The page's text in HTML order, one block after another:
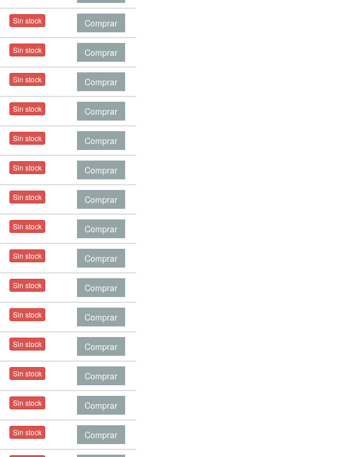
Sin stock Comprar
Sin stock Comprar
Sin stock Comprar
Sin stock Comprar
Sin stock Comprar
Sin stock Comprar
Sin stock Comprar
Sin stock Comprar
Sin stock Comprar
Sin stock Comprar
Sin stock Comprar
Sin stock Comprar
Sin stock Comprar
Sin stock Comprar
Sin stock Comprar